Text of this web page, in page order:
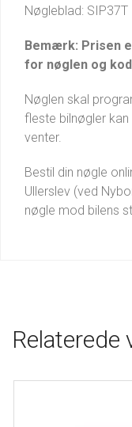
Nøgleblad: SIP37T
Bemærk: Prisen
for nøglen og
Nøglen skal
fleste bilnøgler
venter.
Bestil din nøgle
Ullerslev (ved
nøgle mod bilens
Relaterede